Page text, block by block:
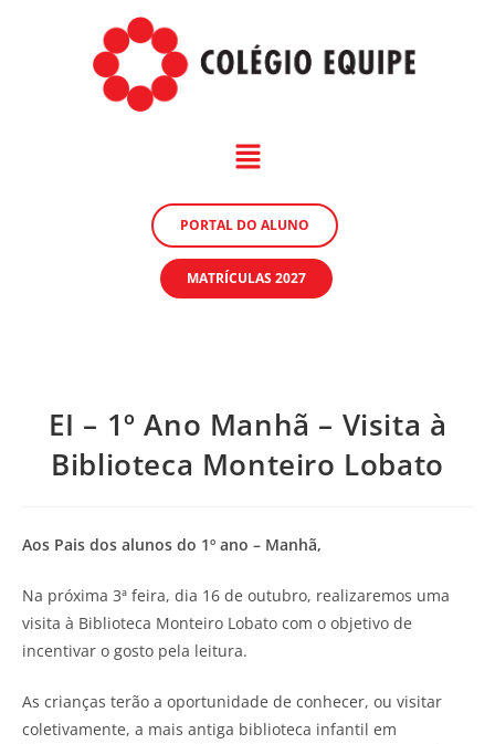
PORTAL DO ALUNO
MATRÍCULAS 2027
EI – 1º Ano Manhã – Visita à
Biblioteca Monteiro Lobato
Aos Pais dos alunos do 1º ano – Manhã,
Na próxima 3ª feira, dia 16 de outubro, realizaremos uma
visita à Biblioteca Monteiro Lobato com o objetivo de
incentivar o gosto pela leitura.
As crianças terão a oportunidade de conhecer, ou visitar
coletivamente, a mais antiga biblioteca infantil em